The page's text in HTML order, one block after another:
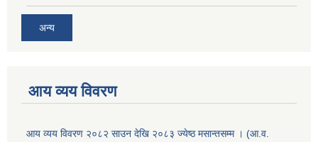
अन्य
आय व्यय विवरण
आय व्यय विवरण २०८२ साउन देखि २०८३ ज्येष्ठ मसान्तसम्म । (आ.व.